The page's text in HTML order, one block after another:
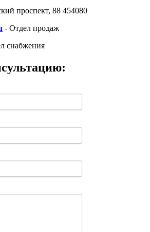
проспект, 88 454080
- Отдел продаж
снабжения